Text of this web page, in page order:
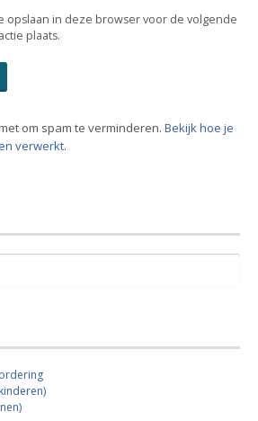
opslaan in deze browser voor de volgende
plaats.
om spam te verminderen. Bekijk hoe je
verwerkt.